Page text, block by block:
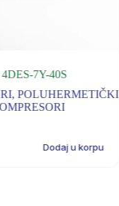
7Y-40S
, POLUHERMETIČKI
Dodaj u korpu